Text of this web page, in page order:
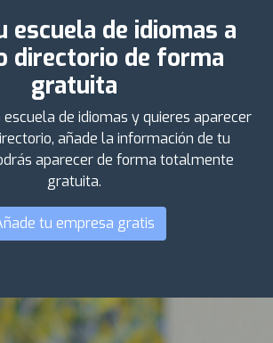
escuela de idiomas a
directorio de forma
gratuita
escuela de idiomas y quieres aparecer
añade la información de tu
aparecer de forma totalmente
gratuita.
tu empresa gratis